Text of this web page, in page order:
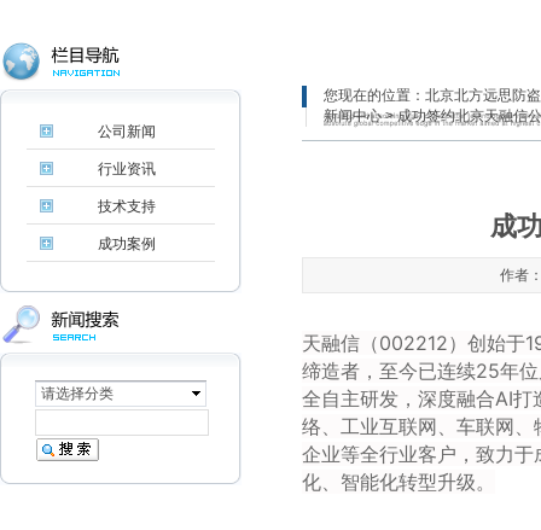
公司新闻
行业资讯
技术支持
成功案例
请选择分类
您现在的位置： 北京北方远思防
新闻中心> 成功签约北京天融信
成
作者
天融信（002212）创始于
缔造者，至今已连续25年
全自主研发，深度融合AI
络、工业互联网、车联网
企业等全行业客户，致力
化、智能化转型升级。